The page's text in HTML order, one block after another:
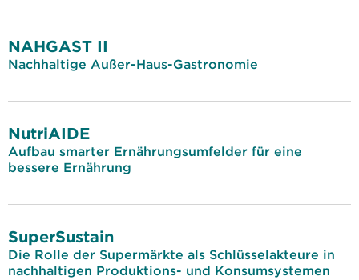
NAHGAST II
Nachhaltige Außer-Haus-Gastronomie
NutriAIDE
Aufbau smarter Ernährungsumfelder für eine
bessere Ernährung
SuperSustain
Die Rolle der Supermärkte als Schlüsselakteure in
nachhaltigen Produktions- und Konsumsystemen